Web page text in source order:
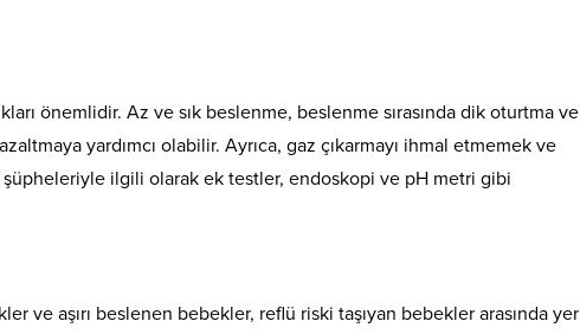
önemlidir. Az ve sık beslenme, beslenme sırasında dik oturtma ve
yardımcı olabilir. Ayrıca, gaz çıkarmayı ihmal etmemek ve
ilgili olarak ek testler, endoskopi ve pH metri gibi
ve aşırı beslenen bebekler, reflü riski taşıyan bebekler arasında yer